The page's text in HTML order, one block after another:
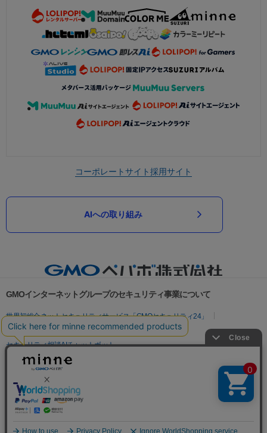
コーポレートサイト採用サイト
AIへの取り組み
GMOインターネットグループのセキュリティ事業について
世界初総合ネットセキュリティサービス「GMOセキュリティ24」
パスワード漏洩診断
Webサイトリスク診断
セキュリティ相談AIチャットボット
実在証明・盗聴対策
サイバー攻撃対策（GMO Flatt Security）
セキュリティ事業の軌跡